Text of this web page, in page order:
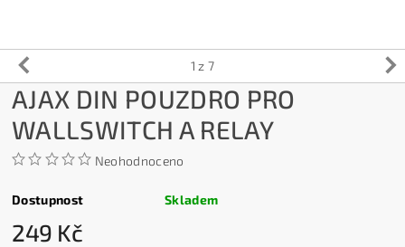
1 z 7
AJAX DIN POUZDRO PRO
WALLSWITCH A RELAY
Neohodnoceno
Dostupnost Skladem
249 Kč